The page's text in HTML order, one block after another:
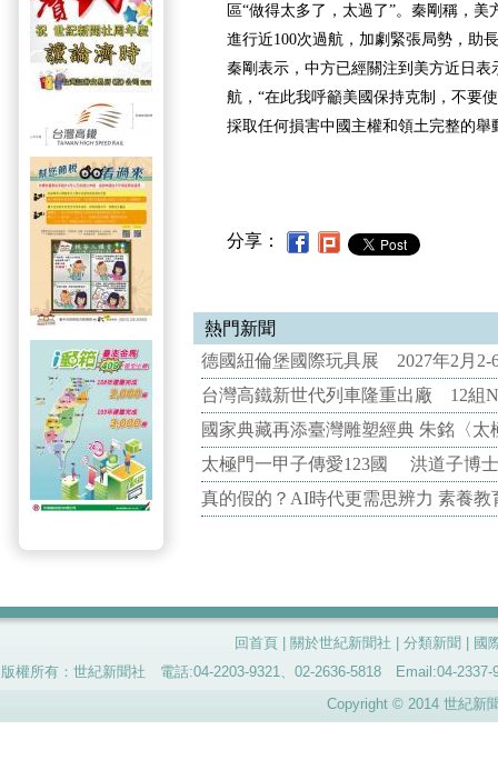
區“做得太多了，太過了”。秦剛稱，美
進行近100次過航，加劇緊張局勢，助
秦剛表示，中方已經關注到美方近日
航，“在此我呼籲美國保持克制，不要
採取任何損害中國主權和領土完整的舉
分享：
熱門新聞
德國紐倫堡國際玩具展 2027年2月2-
台灣高鐵新世代列車隆重出廠 12組
國家典藏再添臺灣雕塑經典 朱銘〈
太極門一甲子傳愛123國 洪道子博
真的假的？AI時代更需思辨力 素養
回首頁 關於世紀新聞社 分類新聞
國
版權所有：世紀新聞社 電話:04-2203-9321、02-2636-5818 Email:04-
Copyright © 2014 世紀新